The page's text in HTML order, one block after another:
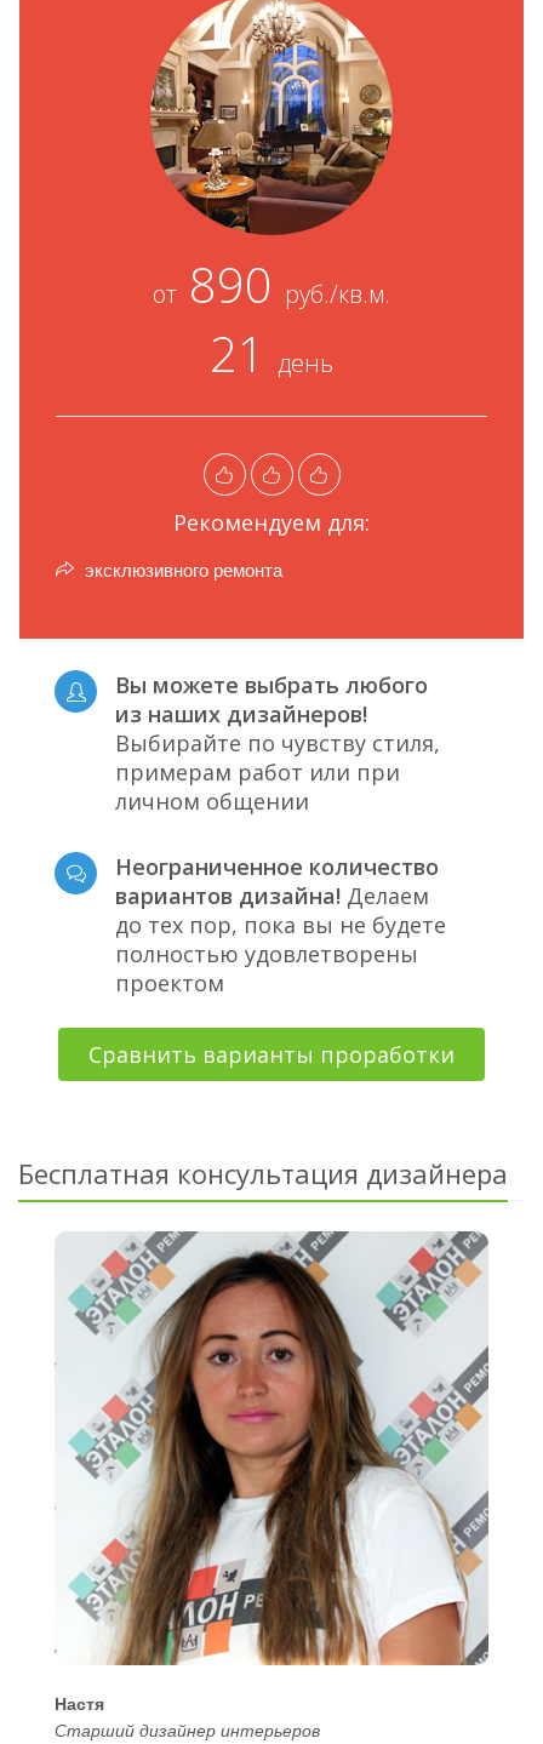
от 890 руб./кв.м.
21 день
Рекомендуем для:
эксклюзивного ремонта
Вы можете выбрать любого
из наших дизайнеров!
Выбирайте по чувству стиля,
примерам работ или при
личном общении
Неограниченное количество
вариантов дизайна! Делаем
до тех пор, пока вы не будете
полностью удовлетворены
проектом
Сравнить варианты проработки
Бесплатная консультация дизайнера
Настя
Старший дизайнер интерьеров